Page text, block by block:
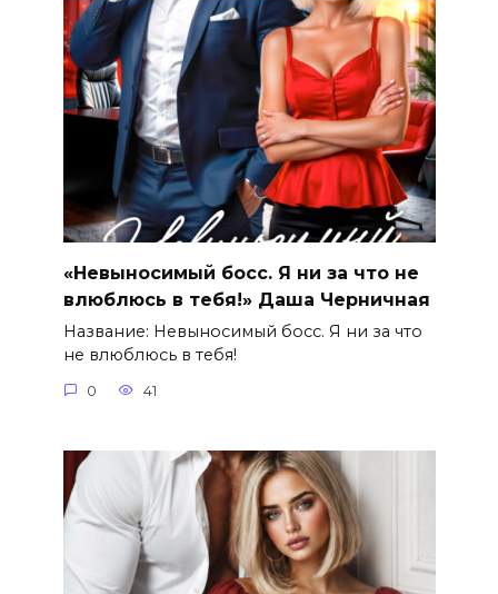
«Невыносимый босс. Я ни за что не
влюблюсь в тебя!» Даша Черничная
Название: Невыносимый босс. Я ни за что
не влюблюсь в тебя!
0 41